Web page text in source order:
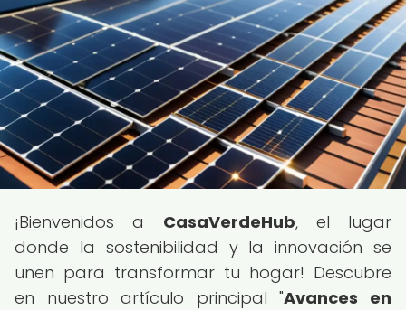
¡Bienvenidos a CasaVerdeHub, el lugar
donde la sostenibilidad y la innovación se
unen para transformar tu hogar! Descubre
en nuestro artículo principal "Avances en